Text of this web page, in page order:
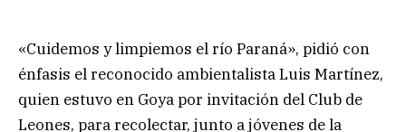
«Cuidemos y limpiemos el río Paraná», pidió con
énfasis el reconocido ambientalista Luis Martínez,
quien estuvo en Goya por invitación del Club de
Leones, para recolectar, junto a jóvenes de la